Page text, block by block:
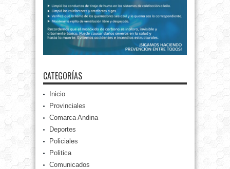
CATEGORÍAS
Inicio
Provinciales
Comarca Andina
Deportes
Policiales
Politica
Comunicados